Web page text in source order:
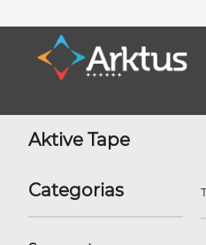
Aktive Tape
Categorias